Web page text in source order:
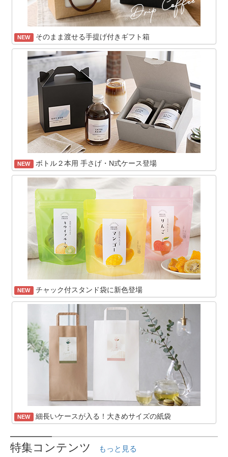
NEW そのまま渡せる手提げ付きギフト箱
NEW ボトル２本用 手さげ・N式ケース登場
NEW チャック付スタンド袋に新色登場
NEW 細長いケースが入る！大きめサイズの紙袋
特集コンテンツ もっと見る